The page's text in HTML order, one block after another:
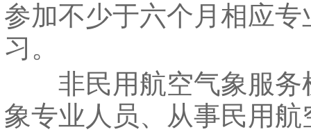
参加不少于六个月相应专
习。
非民用航空气象服务
象专业人员、从事民用航